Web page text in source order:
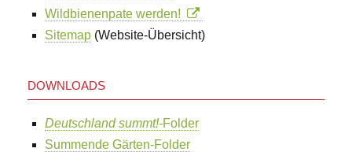
Wildbienenpate werden!
Sitemap (Website-Übersicht)
DOWNLOADS
Deutschland summt!-Folder
Summende Gärten-Folder